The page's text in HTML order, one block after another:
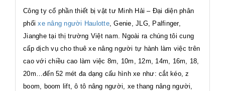
Công ty cổ phần thiết bị vật tư Minh Hải – Đại diện phân
phốixe nâng người Haulotte, Genie, JLG, Palfinger,
Jianghe tại thị trường Việt nam. Ngoài ra chúng tôi cung
cấp dịch vụ cho thuê xe nâng người tự hành làm việc trên
cao với chiều cao làm việc 8m, 10m, 12m, 14m, 16m, 18,
20m…đến 52 mét đa dạng cấu hình xe như: cắt kéo, z
boom, boom lift, ô tô nâng người, xe thang nâng người,